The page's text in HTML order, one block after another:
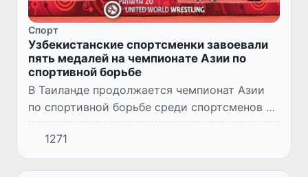
Спорт
Узбекистанские спортсменки завоевали
пять медалей на чемпионате Азии по
спортивной борьбе
В Таиланде продолжается чемпионат Азии
по спортивной борьбе среди спортсменов до
20 лет. По итогам соревнований среди
девушек сборная Узбекистана завоевала
пять медалей - одну золо...
1271